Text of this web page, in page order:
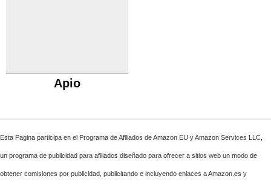
Apio
Esta Pagina participa en el Programa de Afiliados de Amazon EU y Amazon Services LLC,
un programa de publicidad para afiliados diseñado para ofrecer a sitios web un modo de
obtener comisiones por publicidad, publicitando e incluyendo enlaces a Amazon.es y